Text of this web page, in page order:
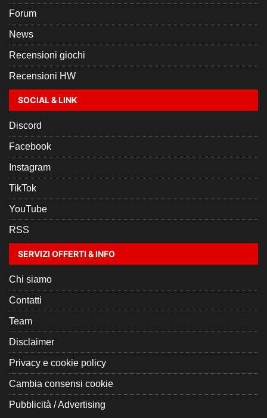
Forum
News
Recensioni giochi
Recensioni HW
SOCIAL & LINK
Discord
Facebook
Instagram
TikTok
YouTube
RSS
SERVIZI OFFERTI & INFO
Chi siamo
Contatti
Team
Disclaimer
Privacy e cookie policy
Cambia consensi cookie
Pubblicità / Advertising